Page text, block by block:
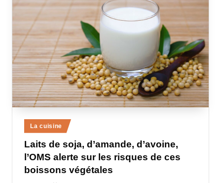
Posted
in
La cuisine
Laits de soja, d’amande, d’avoine,
l’OMS alerte sur les risques de ces
boissons végétales